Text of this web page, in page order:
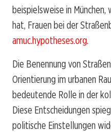
beispielsweise in
hat, Frauen bei der
amuc.hypotheses.org.
Die Benennung von
Orientierung im urbanen
bedeutende Rolle in der
Diese Entscheidungen
politische Einstellungen